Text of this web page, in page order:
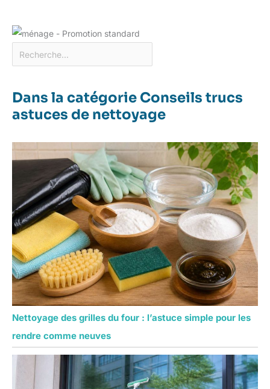
Dans la catégorie Conseils trucs
astuces de nettoyage
Nettoyage des grilles du four : l’astuce simple pour les
rendre comme neuves